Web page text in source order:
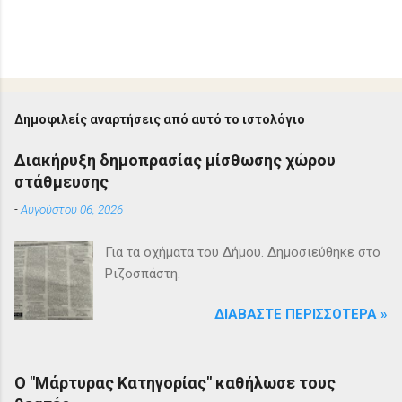
Δημοφιλείς αναρτήσεις από αυτό το ιστολόγιο
Διακήρυξη δημοπρασίας μίσθωσης χώρου
στάθμευσης
-Αυγούστου 06, 2026
Για τα οχήματα του Δήμου. Δημοσιεύθηκε στο
Ριζοσπάστη.
ΔΙΑΒΆΣΤΕ ΠΕΡΙΣΣΌΤΕΡΑ »
Ο "Μάρτυρας Κατηγορίας" καθήλωσε τους